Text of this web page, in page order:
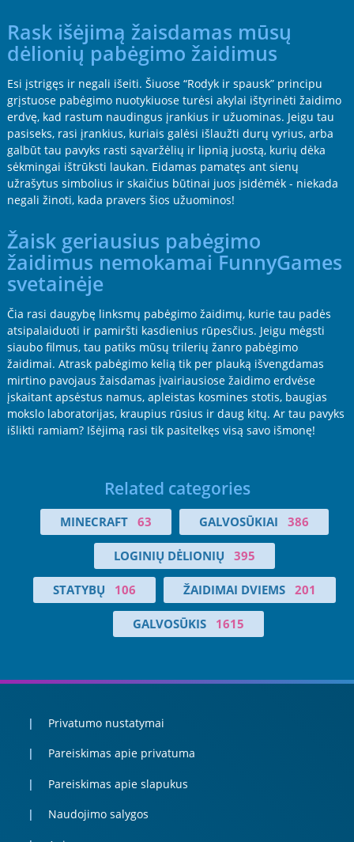
Rask išėjimą žaisdamas mūsų
dėlionių pabėgimo žaidimus
Esi įstrigęs ir negali išeiti. Šiuose “Rodyk ir spausk” principu
grįstuose pabėgimo nuotykiuose turėsi akylai ištyrinėti žaidimo
erdvę, kad rastum naudingus įrankius ir užuominas. Jeigu tau
pasiseks, rasi įrankius, kuriais galėsi išlaužti durų vyrius, arba
galbūt tau pavyks rasti sąvaržėlių ir lipnią juostą, kurių dėka
sėkmingai ištrūksti laukan. Eidamas pamatęs ant sienų
užrašytus simbolius ir skaičius būtinai juos įsidėmėk - niekada
negali žinoti, kada pravers šios užuominos!
Žaisk geriausius pabėgimo
žaidimus nemokamai FunnyGames
svetainėje
Čia rasi daugybę linksmų pabėgimo žaidimų, kurie tau padės
atsipalaiduoti ir pamiršti kasdienius rūpesčius. Jeigu mėgsti
siaubo filmus, tau patiks mūsų trilerių žanro pabėgimo
žaidimai. Atrask pabėgimo kelią tik per plauką išvengdamas
mirtino pavojaus žaisdamas įvairiausiose žaidimo erdvėse
įskaitant apsėstus namus, apleistas kosmines stotis, baugias
mokslo laboratorijas, kraupius rūsius ir daug kitų. Ar tau pavyks
išlikti ramiam? Išėjimą rasi tik pasitelkęs visą savo išmonę!
Related categories
MINECRAFT 63 GALVOSŪKIAI 386
LOGINIŲ DĖLIONIŲ 395
STATYBŲ 106 ŽAIDIMAI DVIEMS 201
GALVOSŪKIS 1615
Privatumo nustatymai
Pareiskimas apie privatuma
Pareiskimas apie slapukus
Naudojimo salygos